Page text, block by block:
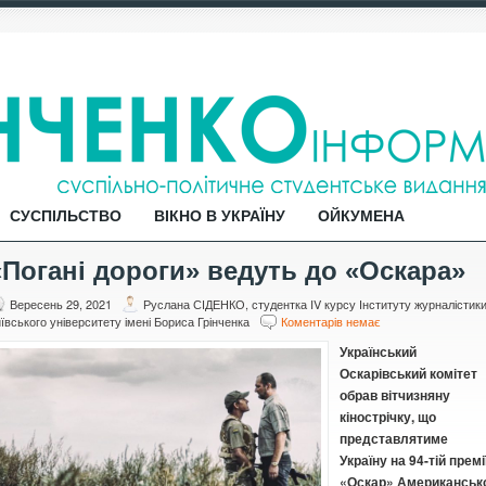
СУСПІЛЬСТВО ВІКНО В УКРАЇНУ ОЙКУМЕНА
дороги» ведуть до «Оскара»
Вересень 29, 2021
Руслана СІДЕНКО, студентка IV курсу Інституту журналістики
університету імені Бориса Грінченка
Коментарів немає
Український
Оскарівськийкомітет
обраввітчизняну
кінострічку, що
представлятиме
Україну на 94-тій
«Оскар»